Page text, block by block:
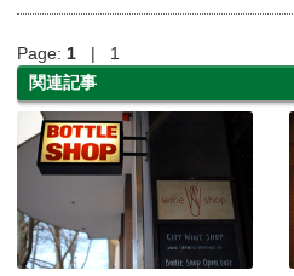
Page: 1 | 1
関連記事